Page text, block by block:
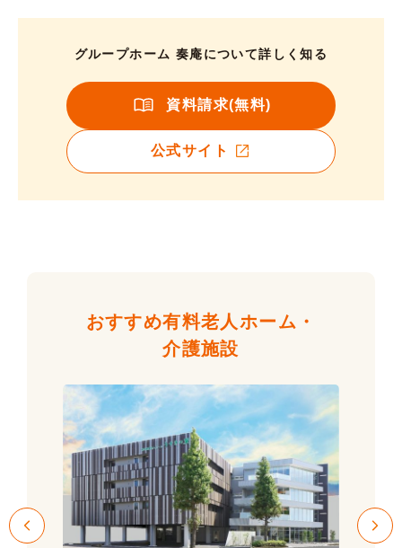
グループホーム 奏庵について詳しく知る
資料請求(無料)
公式サイト
おすすめ有料老人ホーム・
介護施設